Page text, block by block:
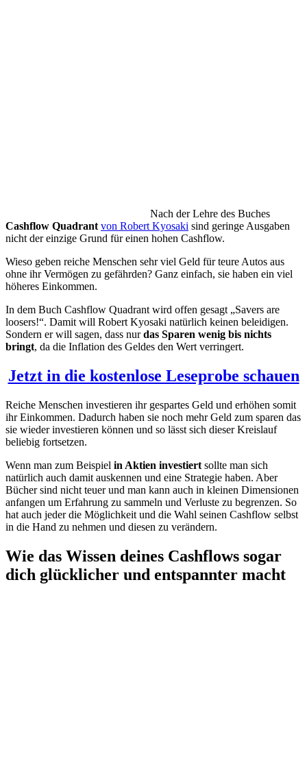
Nach der Lehre des Buches
Cashflow Quadrant von Robert Kyosaki sind geringe Ausgaben
nicht der einzige Grund für einen hohen Cashflow.
Wieso geben reiche Menschen sehr viel Geld für teure Autos aus
ohne ihr Vermögen zu gefährden? Ganz einfach, sie haben ein viel
höheres Einkommen.
In dem Buch Cashflow Quadrant wird offen gesagt „Savers are
loosers!“. Damit will Robert Kyosaki natürlich keinen beleidigen.
Sondern er will sagen, dass nurdas Sparen wenig bis nichts
bringt, da die Inflation des Geldes den Wert verringert.
Jetzt in die kostenlose Leseprobe schauen
Reiche Menschen investieren ihr gespartes Geld und erhöhen somit
ihr Einkommen. Dadurch haben sie noch mehr Geld zum sparen das
sie wieder investieren können und so lässt sich dieser Kreislauf
beliebig fortsetzen.
Wenn man zum Beispiel in Aktien investiert sollte man sich
natürlich auch damit auskennen und eine Strategie haben. Aber
Bücher sind nicht teuer und man kann auch in kleinen Dimensionen
anfangen um Erfahrung zu sammeln und Verluste zu begrenzen. So
hat auch jeder die Möglichkeit und die Wahl seinen Cashflow selbst
in die Hand zu nehmen und diesen zu verändern.
Wie das Wissen deines Cashflows sogar
dich glücklicher und entspannter macht